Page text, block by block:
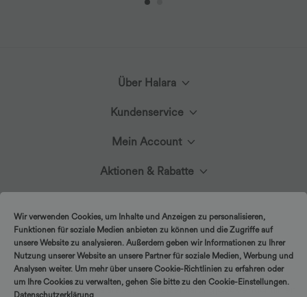
Über Halara
Lerne Halara kennen
Stoffinnovation
Presse
Kundenservice
Hilfecenter
Kontakt
Rückgabebedingungen
Größenhilfe
Mein Account
Anmelden oder Registrieren
Bestellung verfolgen
Kontodetails
Aktionen & Rabatte
Markenbotschafter
Affiliate-Programme
Copyright © 2026 Halara
Datenschutzerklärung Cookie-Richtlinien
Wir verwenden Cookies, um Inhalte und Anzeigen zu personalisieren,
Funktionen für soziale Medien anbieten zu können und die Zugriffe auf
unsere Website zu analysieren. Außerdem geben wir Informationen zu Ihrer
Nutzung unserer Website an unsere Partner für soziale Medien, Werbung und
Analysen weiter. Um mehr über unsere Cookie-Richtlinien zu erfahren oder
um Ihre Cookies zu verwalten, gehen Sie bitte zu den Cookie-Einstellungen.
Datenschutzerklärung